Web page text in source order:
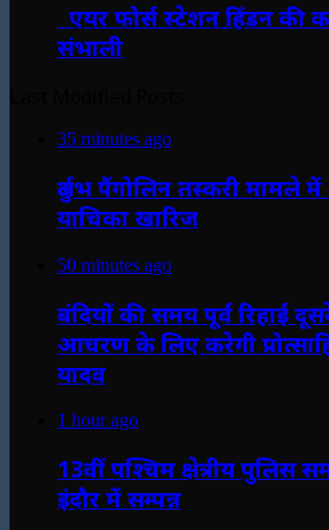
एयर फोर्स स्टेशन हिंडन की
संभाली
35 minutes ago
दुर्लभ पैंगोलिन तस्करी मामले
याचिका खारिज
50 minutes ago
बंदियों की समय पूर्व रिहाई
आचरण के लिए करेगी
यादव
1 hour ago
13वीं पश्चिम क्षेत्रीय पुलिस
इंदौर में सम्पन्न